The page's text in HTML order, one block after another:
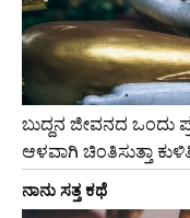
ಬುದ್ದನ ಜೀವನದ ಒಂದು
ಆಳವಾಗಿ ಚಿಂತಿಸುತ್ತಾ
ನಾನು ಸತ್ತ ಕಥೆ